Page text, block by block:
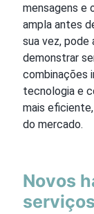
mensagens e
ampla antes
sua vez, pode
demonstrar
combinações
tecnologia e
mais
do mercado.
Novos